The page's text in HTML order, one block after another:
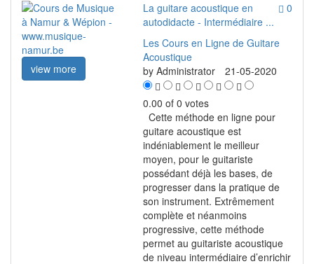
view more
0
La guitare acoustique en
autodidacte - Intermédiaire ...
Les Cours en Ligne de Guitare
Acoustique
byAdministrator 21-05-2020
0.00 of 0 votes
Cette méthode en ligne pour
guitare acoustique est
indéniablement le meilleur
moyen, pour le guitariste
possédant déjà les bases, de
progresser dans la pratique de
son instrument. Extrêmement
complète et néanmoins
progressive, cette méthode
permet au guitariste acoustique
de niveau intermédiaire d’enrichir